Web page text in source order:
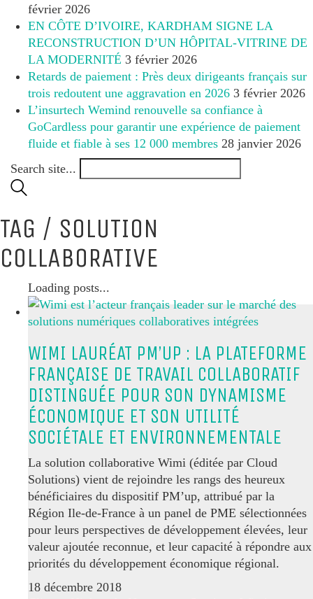
février 2026
EN CÔTE D’IVOIRE, KARDHAM SIGNE LA
RECONSTRUCTION D’UN HÔPITAL-VITRINE DE
LA MODERNITÉ 3 février 2026
Retards de paiement : Près deux dirigeants français sur
trois redoutent une aggravation en 2026 3 février 2026
L’insurtech Wemind renouvelle sa confiance à
GoCardless pour garantir une expérience de paiement
fluide et fiable à ses 12 000 membres 28 janvier 2026
Search site...
TAG / SOLUTION
COLLABORATIVE
Loading posts...
WIMI LAURÉAT PM’UP : LA PLATEFORME
FRANÇAISE DE TRAVAIL COLLABORATIF
DISTINGUÉE POUR SON DYNAMISME
ÉCONOMIQUE ET SON UTILITÉ
SOCIÉTALE ET ENVIRONNEMENTALE
La solution collaborative Wimi (éditée par Cloud
Solutions) vient de rejoindre les rangs des heureux
bénéficiaires du dispositif PM’up, attribué par la
Région Ile-de-France à un panel de PME sélectionnées
pour leurs perspectives de développement élevées, leur
valeur ajoutée reconnue, et leur capacité à répondre aux
priorités du développement économique régional.
18 décembre 2018